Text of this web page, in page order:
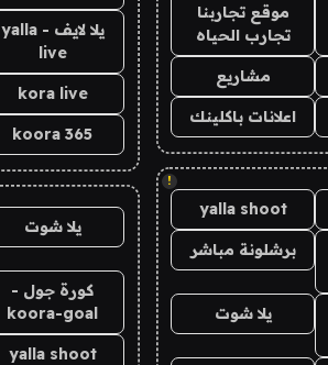
موقع تجاربنا
تجارب الحياه
مشاريع
اعلانات باكلينك
!
yalla shoot
برشلونة مباشر
يلا شوت
يلا لايف - yalla
live
kora live
koora 365
يلا شوت
كورة جول -
koora-goal
yalla shoot